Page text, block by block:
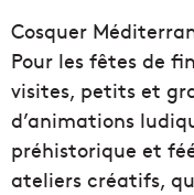
Cosquer
Pour les fêtes de
visites, petits et
d’animations
préhistorique et
ateliers créatifs,